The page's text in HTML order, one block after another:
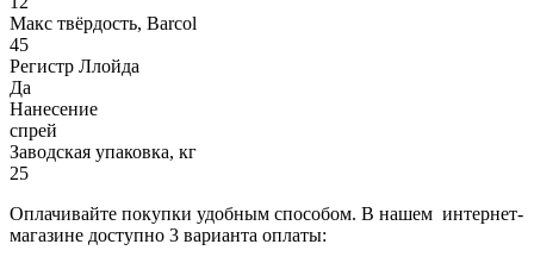
Макс твёрдость, Barcol
45
Регистр Ллойда
Да
Нанесение
спрей
Заводская упаковка, кг
25
Оплачивайте покупки удобным способом. В нашем интернет-
магазине доступно 3 варианта оплаты: